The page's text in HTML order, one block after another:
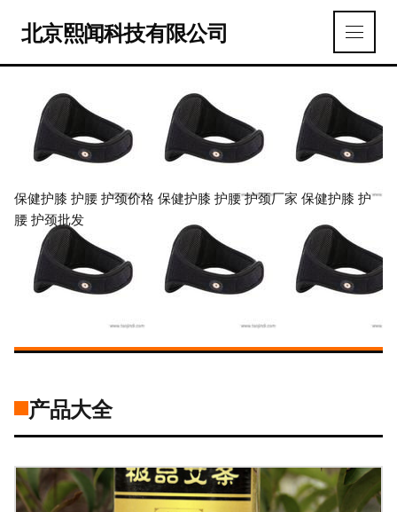
北京熙闻科技有限公司
保健护膝 护腰 护颈价格 保健护膝 护腰 护颈厂家 保健护膝 护
腰 护颈批发
产品大全